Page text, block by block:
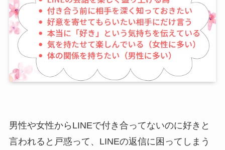
男性や女性からLINEで付き合ってないのに好きと
言われると戸惑って、LINEの返信に困ってしまう